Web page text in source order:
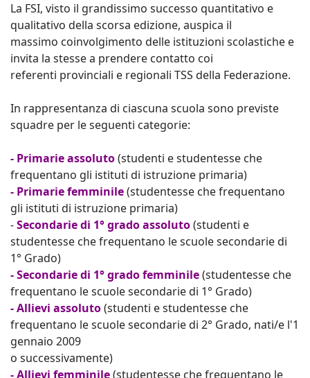
La FSI, visto il grandissimo successo quantitativo e
qualitativo della scorsa edizione, auspica il
massimo coinvolgimento delle istituzioni scolastiche e
invita la stesse a prendere contatto coi
referenti provinciali e regionali TSS della Federazione.
In rappresentanza di ciascuna scuola sono previste
squadre per le seguenti categorie:
- Primarie assoluto(studenti e studentesse che
frequentano gli istituti di istruzione primaria)
- Primarie femminile(studentesse che frequentano
gli istituti di istruzione primaria)
-Secondarie di 1° grado assoluto(studenti e
studentesse che frequentano le scuole secondarie di
1° Grado)
- Secondarie di 1° grado femminile(studentesse che
frequentano le scuole secondarie di 1° Grado)
- Allievi assoluto(studenti e studentesse che
frequentano le scuole secondarie di 2° Grado, nati/e l'1
gennaio 2009
o successivamente)
- Allievi femminile(studentesse che frequentano le